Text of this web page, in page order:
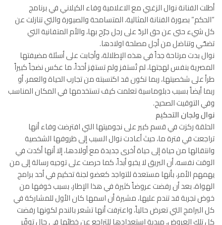
أطلت الفنانة نوال الزغبي مع الاعلامية وفاء الكيلاني في برنامج
“الحكم” بصورة الفنانة المثالية، المتسامحة والصبورة والتي تنازلت عن
كل شيء حتى عن حق الردّ على رجل جرّح بها، والأم المتفانية التي
تضحّي وتناضل من أجل مصلحة اولادها.
نوال بدت مرتاحة جداً في هذه الإطلالة، وأجابت على أسئلة مضيفتها
المصرية بنفس لهجتها، لم تُستفز ولم تستفِز أحداً، ما عكس نضجاً كبيراً
طرأ على شخصيتها، ربما تكون قد اكتسبته من تجارب الحياة والعمر، أو
ربما أيضاً بسبب دبلوماسية تعلمت كيف تستخدمها في المكان المناسب
وفي التوقيت الصحيح.
نوال ولجان التحكيم
الحلقة ركزت في قسم كبير على نجوميتها التي افترضت وفاء أنها
تراجعت في فترة ما، حيث أعادت نوال السبب إلى ظروفها الشخصية
وانتقالها من حياة إلى حياة أخرى جديدة مع أولادها، إلا أنها أكدت في
الوقت نفسه، أن البريق لا يخبو أبداً، كما حرصت على توجيه رسالة إلى من
يهمهم الأمر، بأنها مستعدة للتواجد كعضو لجنة تحكيم في أحد برامج
الهواة، بعد أن رفضت عروضاً كثيرة في هذا الإطار، بسبب خوفها من
خوض تجربة قد تندم عليها، مشيرة أن اسمها كان الأول للمشاركة في
كل البرامج التي تعرض حالياً، واعترفت أنها تشعر بالندم لكونها رفضت
كل تلك العروض، مبدية استعدادها للتراجع عن خطئها في حال توفّر